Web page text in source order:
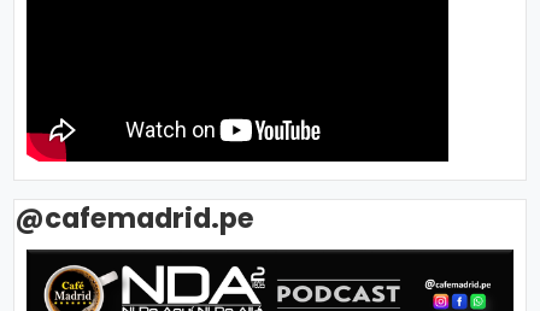
@cafemadrid.pe